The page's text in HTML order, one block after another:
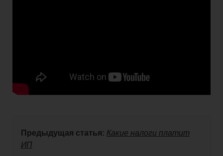
Предыдущая статья: Какие налоги платит
ИП